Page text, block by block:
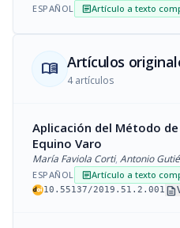
ESPAÑOL articleArtículo a texto
menu_book Artículos
4 artículos
Aplicación del Método
Equino Varo
María Faviola Corti, Antonio
ESPAÑOL articleArtículo a texto
10.55137/2019.51.2.001 description